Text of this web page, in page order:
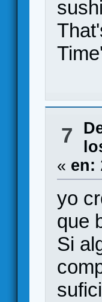
7
« en:
yo
que
Si